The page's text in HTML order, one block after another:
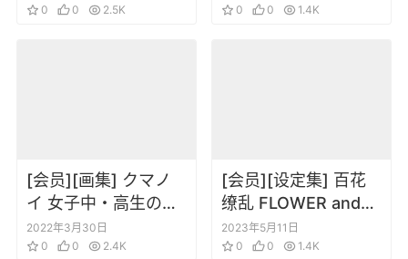
0
0 2.5K
illustrations
0
0 1.4K
[会员][画集] クマノ
イ 女子中・高生の制
服攻略本
2022年3月30日
0
0 2.4K
[会员][设定集] 百花
缭乱 FLOWER and
GIRLS STYLE
ILLUSTRATIONS
2023年5月11日
0
0 1.4K